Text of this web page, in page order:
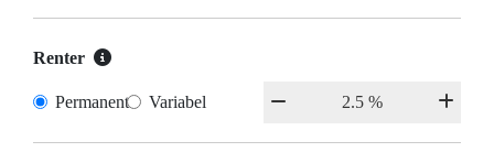
Renter
Permanent Variabel